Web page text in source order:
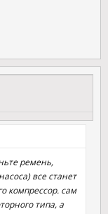
ремень,
все станет
компрессор. сам
типа, а